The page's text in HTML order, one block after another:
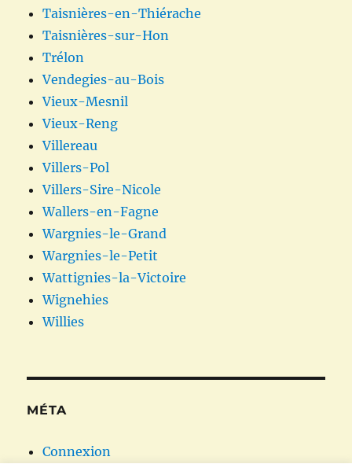
Taisnières-en-Thiérache
Taisnières-sur-Hon
Trélon
Vendegies-au-Bois
Vieux-Mesnil
Vieux-Reng
Villereau
Villers-Pol
Villers-Sire-Nicole
Wallers-en-Fagne
Wargnies-le-Grand
Wargnies-le-Petit
Wattignies-la-Victoire
Wignehies
Willies
MÉTA
Connexion